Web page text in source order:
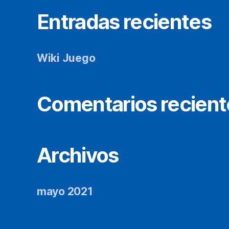
Entradas recientes
Wiki Juego
Comentarios
Archivos
mayo 2021